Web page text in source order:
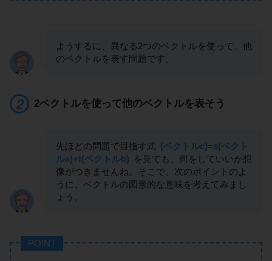
ようするに、異なる2つのベクトルを使って、他
のベクトルを表す問題です。
2ベクトルを使って他のベクトルを表そう
先ほどの問題で目指す式 (ベクトルc)=s(ベクト
ルa)+t(ベクトルb) を見ても、何をしていいか想
像がつきませんね。そこで、次のポイントのよ
うに、ベクトルの図形的な意味を考えてみまし
ょう。
POINT